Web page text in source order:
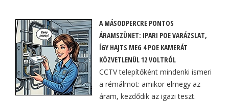
A MÁSODPERCRE PONTOS
ÁRAMSZÜNET: IPARI POE VARÁZSLAT,
ÍGY HAJTS MEG 4 POE KAMERÁT
KÖZVETLENÜL 12 VOLTRÓL
CCTV telepítőként mindenki ismeri
a rémálmot: amikor elmegy az
áram, kezdődik az igazi teszt.